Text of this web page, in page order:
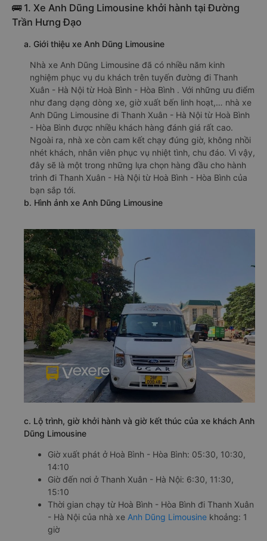
🚌 1. Xe Anh Dũng Limousine khởi hành tại Đường
Trần Hưng Đạo
a. Giới thiệu xe Anh Dũng Limousine
Nhà xe Anh Dũng Limousine đã có nhiều năm kinh
nghiệm phục vụ du khách trên tuyến đường đi Thanh
Xuân - Hà Nội từ Hoà Bình - Hòa Bình . Với những ưu điểm
như đang dạng dòng xe, giờ xuất bến linh hoạt,… nhà xe
Anh Dũng Limousine đi Thanh Xuân - Hà Nội từ Hoà Bình
- Hòa Bình được nhiều khách hàng đánh giá rất cao.
Ngoài ra, nhà xe còn cam kết chạy đúng giờ, không nhồi
nhét khách, nhân viên phục vụ nhiệt tình, chu đáo. Vì vậy,
đây sẽ là một trong những lựa chọn hàng đầu cho hành
trình đi Thanh Xuân - Hà Nội từ Hoà Bình - Hòa Bình của
bạn sắp tới.
b. Hình ảnh xe Anh Dũng Limousine
c. Lộ trình, giờ khởi hành và giờ kết thúc của xe khách Anh
Dũng Limousine
Giờ xuất phát ở Hoà Bình - Hòa Bình: 05:30, 10:30,
14:10
Giờ đến nơi ở Thanh Xuân - Hà Nội: 6:30, 11:30,
15:10
Thời gian chạy từ Hoà Bình - Hòa Bình đi Thanh Xuân
- Hà Nội của nhà xe Anh Dũng Limousine khoảng: 1
giờ